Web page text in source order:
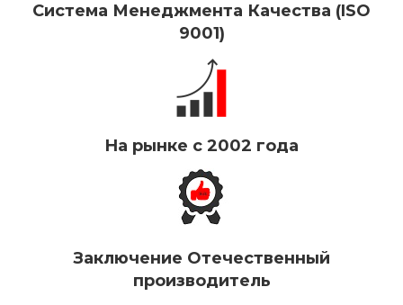
Система Менеджмента Качества (ISO
9001)
На рынке с 2002 года
Заключение Отечественный
производитель